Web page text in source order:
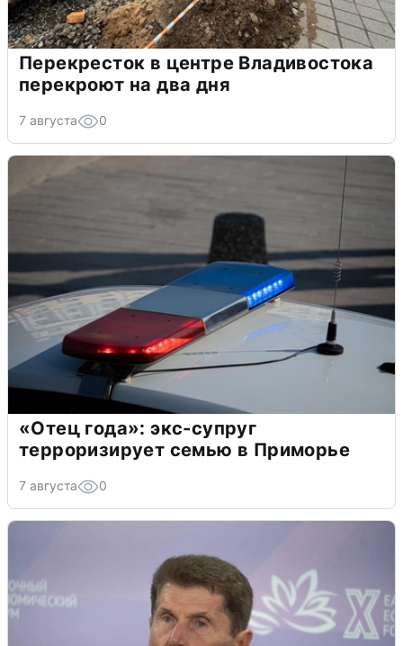
Перекресток в центре Владивостока
перекроют на два дня
7 августа 0
«Отец года»: экс-супруг
терроризирует семью в Приморье
7 августа 0